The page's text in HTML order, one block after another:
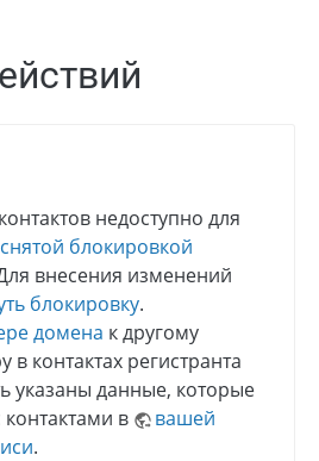
недоступно для
снятой блокировкой
внесения изменений
блокировку.
домена к другому
в контактах регистранта
указаны данные, которые
в
вашей
.